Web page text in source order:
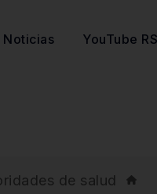
Noticias YouTube
de salud